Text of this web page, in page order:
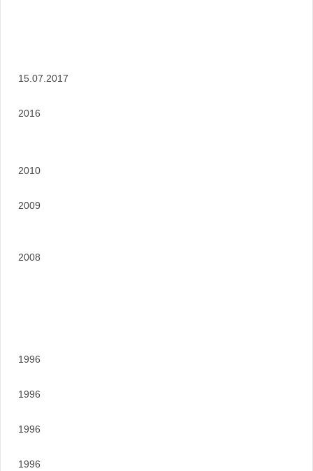
15.07.2017
2016
2010
2009
2008
1996
1996
1996
1996